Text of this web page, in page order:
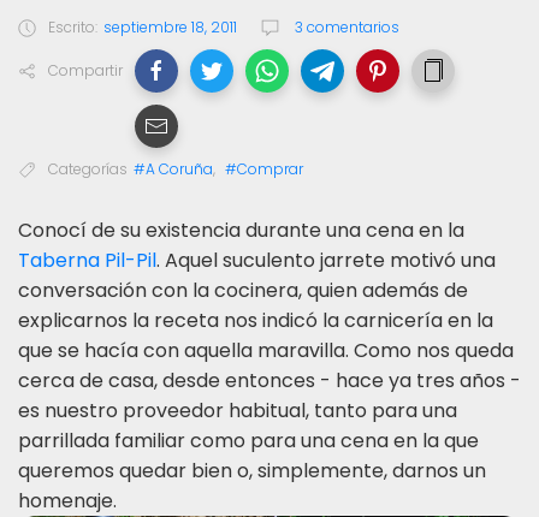
Escrito: septiembre 18, 2011 3 comentarios
Compartir
Categorías #A Coruña, #Comprar
Conocí de su existencia durante una cena en la
Taberna Pil-Pil. Aquel suculento jarrete motivó una
conversación con la cocinera, quien además de
explicarnos la receta nos indicó la carnicería en la
que se hacía con aquella maravilla. Como nos queda
cerca de casa, desde entonces - hace ya tres años -
es nuestro proveedor habitual, tanto para una
parrillada familiar como para una cena en la que
queremos quedar bien o, simplemente, darnos un
homenaje.